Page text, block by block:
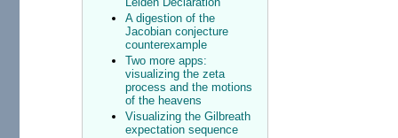
A digestion of the
Jacobian conjecture
counterexample
Two more apps:
visualizing the zeta
process and the motions
of the heavens
Visualizing the Gilbreath
expectation sequence